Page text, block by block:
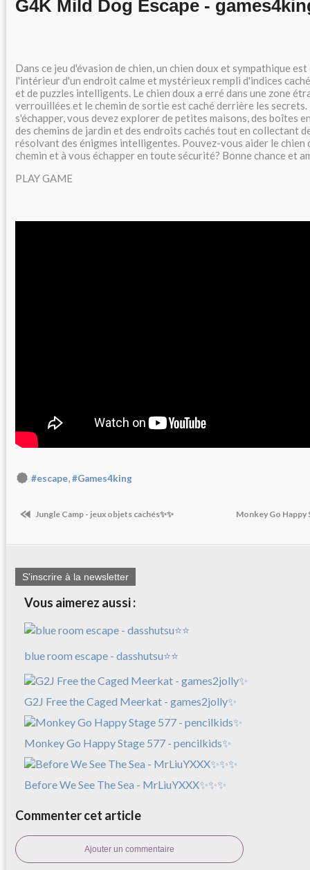
G4K Mild Dog Escape -
Dans ce jeu d'évasion de chien, un chien doux et sympathique
l'intérieur d'un endroit calme et mystérieux rempli d'indices
et de puzzles intelligents. Le chien doux a erré dans une zone
verrouillées et le chemin de sortie est caché derrière les secrets.
s'échapper, vous devez explorer de petites maisons, des boîtes
des chemins de jardin et des endroits cachés tout en collectant
résolvant des énigmes intelligentes. Pouvez-vous aider le chien
chemin et à vous échapper en toute sécurité? Bonne chance et
PLAY GAME
#escape,#Games4king
Jungle Camp - jeux objets cachés✨✨ Monkey Go Happy
S'inscrire à la newsletter
Vous aimerez aussi :
blue room escape - dasshutsu⭐⭐
G2J Free the Caged Meerkat - games2jolly✨
Monkey Go Happy Stage 577 - pencilkids✨
Before We See The Sea - MrLiuYXXX✨✨✨
Commenter cet article
Ajouter un commentaire